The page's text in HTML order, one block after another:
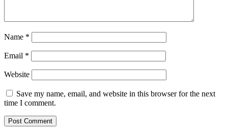
Name *
Email *
Website
Save my name, email, and website in this browser for the next
time I comment.